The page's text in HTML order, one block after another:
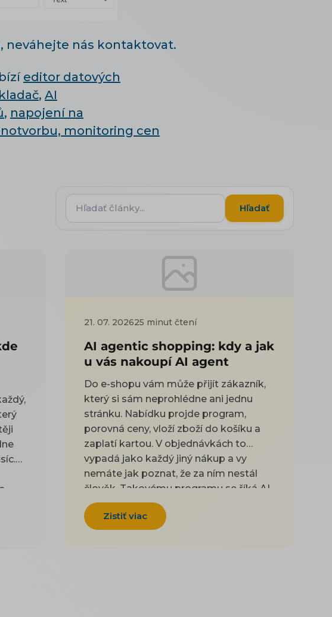
neváhejte nás kontaktovat.
editor datových
, AI
, napojení na
monitoring cen
Hľadať
články...
Hľadať
21. 07. 202625 minut čtení
AI agentic shopping: kdy a jak
u vás nakoupí AI agent
Do e-shopu vám může přijít zákazník,
který si sám neprohlédne ani jednu
stránku. Nabídku projde program,
porovná ceny, vloží zboží do košíku a
zaplatí kartou. V objednávkách to
vypadá jako každý jiný nákup a vy
nemáte jak poznat, že za ním nestál
člověk. Takovému programu se říká AI
agent. Řeknete mu, co potřebujete
koupit, a on to obstará za vás.
Podobně jako když pošlete někoho z
Zistiť viac